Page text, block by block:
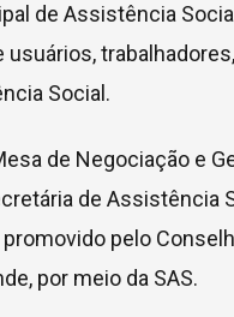
de Assistência
Social.
de Negociação e
de Assistência
pelo
por meio da SAS.